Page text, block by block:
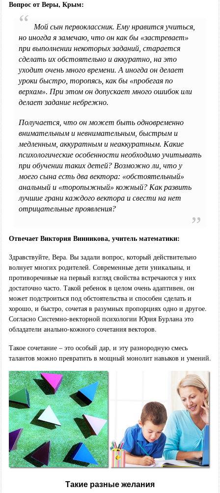
Вопрос от Веры, Крым:
Мой сын первоклассник. Ему нравится учиться,
но иногда я замечаю, что он как бы «застревает»
при выполнении некоторых заданий, старается
сделать их обстоятельно и аккуратно, на это
уходит очень много времени. А иногда он делает
уроки быстро, торопясь, как бы «пробегая по
верхам». При этом он допускает много ошибок или
делает задание небрежно.
Получается, что он может быть одновременно
внимательным и невнимательным, быстрым и
медленным, аккуратным и неаккуратным. Какие
психологические особенности необходимо учитывать
при обучении таких детей? Возможно ли, что у
моего сына есть два вектора: «обстоятельный»
анальный и «торопыжный» кожный? Как развить
лучшие грани каждого вектора и свести на нет
отрицательные проявления?
Отвечает Виктория Винникова, учитель математики:
Здравствуйте, Вера. Вы задали вопрос, который действительно
волнует многих родителей. Современные дети уникальны, и
противоречивые на первый взгляд свойства встречаются у них
достаточно часто. Такой ребенок в целом очень адаптивен, он
может подстроиться под обстоятельства и способен сделать и
хорошо, и быстро, сочетая в разумных пропорциях одно и другое.
Согласно Системно-векторной психологии Юрия Бурлана это
обладатели анально-кожного сочетания векторов.
Такое сочетание – это особый дар, и эту разнородную смесь
талантов можно превратить в мощный монолит навыков и умений.
Такие разные желания